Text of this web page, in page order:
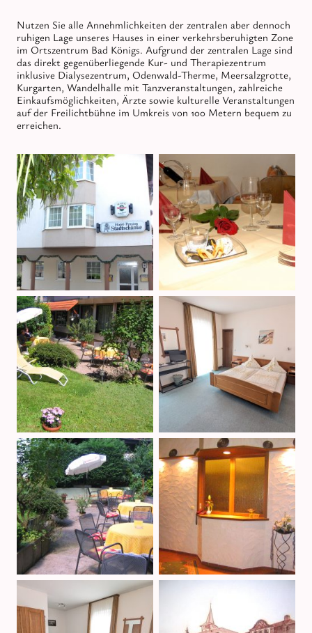
Nutzen Sie alle Annehmlichkeiten der zentralen aber dennoch
ruhigen Lage unseres Hauses in einer verkehrsberuhigten Zone
im Ortszentrum Bad Königs. Aufgrund der zentralen Lage sind
das direkt gegenüberliegende Kur- und Therapiezentrum
inklusive Dialysezentrum, Odenwald-Therme, Meersalzgrotte,
Kurgarten, Wandelhalle mit Tanzveranstaltungen, zahlreiche
Einkaufsmöglichkeiten, Ärzte sowie kulturelle Veranstaltungen
auf der Freilichtbühne im Umkreis von 100 Metern bequem zu
erreichen.